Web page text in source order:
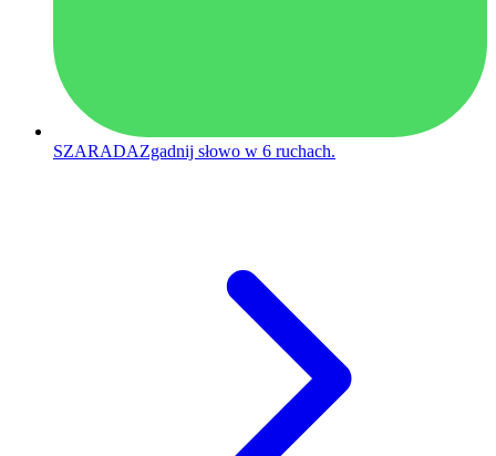
SZARADAZgadnij słowo w 6 ruchach.